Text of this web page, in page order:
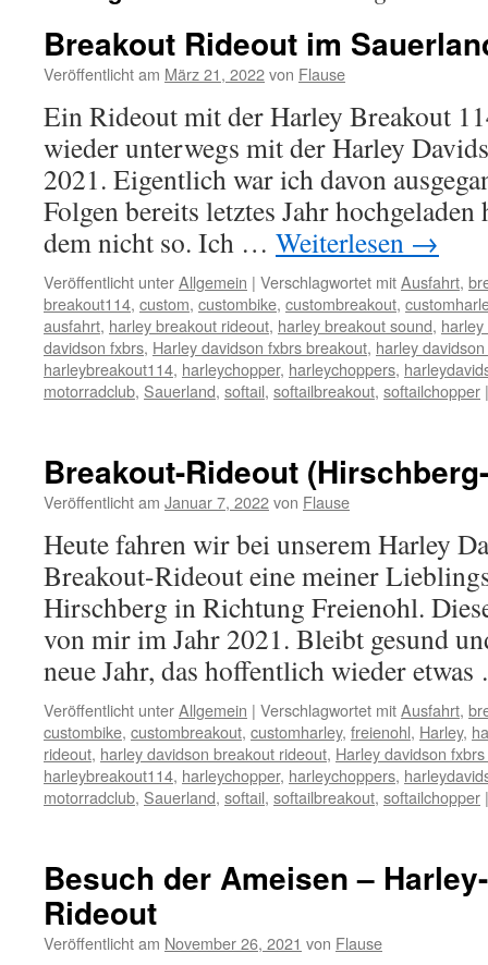
Breakout Rideout im
Veröffentlicht am März 21, 2022von Flause
Ein Rideout mit der Harley Breakout
wieder unterwegs mit der Harley
2021. Eigentlich war ich davon
Folgen bereits letztes Jahr
dem nicht so. Ich … Weiterlesen →
Veröffentlicht unterAllgemein | Verschlagwortet mitAusfahrt,
breakout114, custom, custombike, custombreakout,
ausfahrt, harley breakout rideout, harley breakout sound,
davidson fxbrs, Harley davidson fxbrs breakout, harley
harleybreakout114, harleychopper, harleychoppers,
motorradclub, Sauerland, softail, softailbreakout, softailchopper |
Breakout-Rideout
Veröffentlicht am Januar 7, 2022von Flause
Heute fahren wir bei unserem Harley
Breakout-Rideout eine meiner
Hirschberg in Richtung Freienohl.
von mir im Jahr 2021. Bleibt gesund
neue Jahr, das hoffentlich wieder
Veröffentlicht unterAllgemein | Verschlagwortet mitAusfahrt,
custombike, custombreakout, customharley, freienohl, Harley,
rideout, harley davidson breakout rideout, Harley davidson
harleybreakout114, harleychopper, harleychoppers,
motorradclub, Sauerland, softail, softailbreakout, softailchopper |
Besuch der Ameisen –
Rideout
Veröffentlicht am November 26, 2021 von Flause